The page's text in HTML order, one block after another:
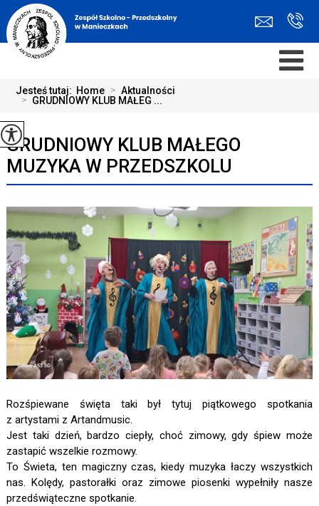
Jesteś tutaj: Home > Aktualności
> GRUDNIOWY KLUB MAŁEG ...
GRUDNIOWY KLUB MAŁEGO
MUZYKA W PRZEDSZKOLU
Rozśpiewane święta taki był tytuj piątkowego spotkania
z artystami z Artandmusic.
Jest taki dzień, bardzo ciepły, choć zimowy, gdy śpiew może
zastapić wszelkie rozmowy.
To Świeta, ten magiczny czas, kiedy muzyka łaczy wszystkich
nas. Kolędy, pastorałki oraz zimowe piosenki wypełniły nasze
przedświąteczne spotkanie.